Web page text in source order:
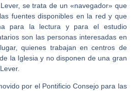
se trata de un «navegador» que
fuentes disponibles en la red y que
para la lectura y para el estudio
son las personas interesadas en
quienes trabajan en centros de
la Iglesia y no disponen de una gran
por el Pontificio Consejo para las